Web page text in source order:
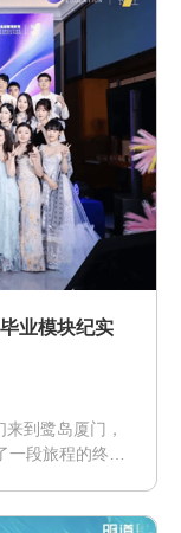
业模块纪实
到鹭岛厦门，
一段旅程的终